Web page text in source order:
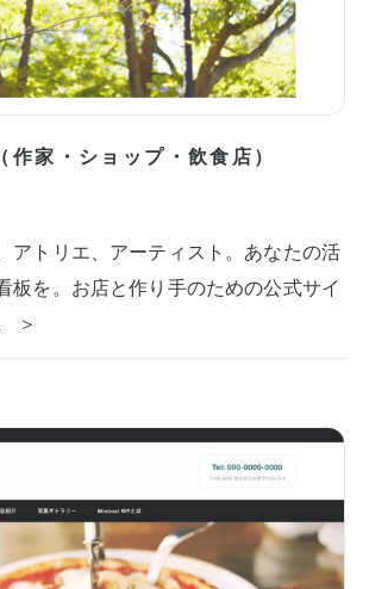
家・ショップ・飲食店）
アトリエ、アーティスト。あなたの活
板を。お店と作り手のための公式サイ
＞